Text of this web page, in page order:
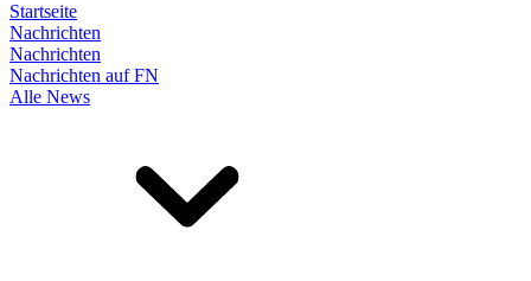
Startseite
Nachrichten
Nachrichten
Nachrichten auf FN
Alle News